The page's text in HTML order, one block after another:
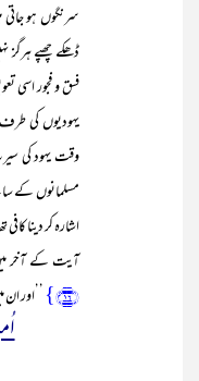
سرنگوں ہو
ڈھکے چھپے ہرگز
فسق و فجور اسی
یہودیوں کی
وقت یہود کی
مسلمانوں کے
اشارہ کر دینا کافی
آیت کے آخر
﴿۱۶﴾}
’’اور